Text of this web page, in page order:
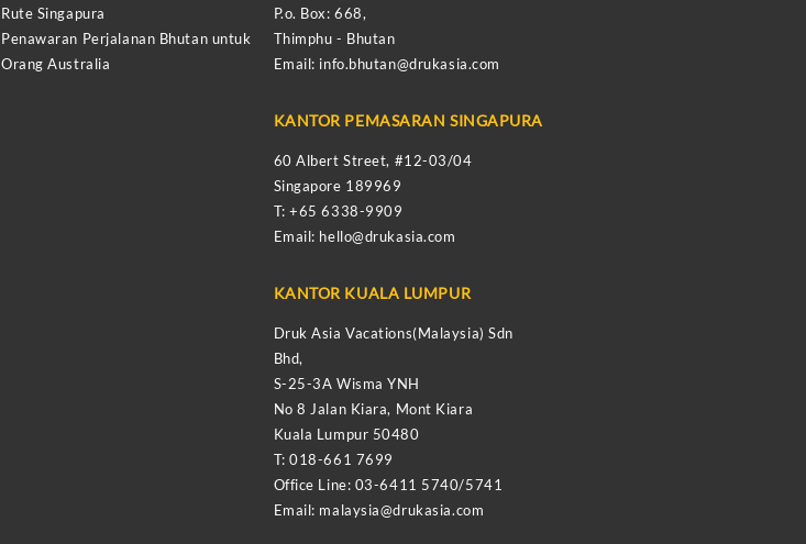
Rute Singapura
Penawaran Perjalanan Bhutan untuk
Orang Australia
P.o. Box: 668,
Thimphu - Bhutan
Email: info.bhutan@drukasia.com
KANTOR PEMASARAN SINGAPURA
60 Albert Street, #12-03/04
Singapore 189969
T: +65 6338-9909
Email: hello@drukasia.com
KANTOR KUALA LUMPUR
Druk Asia Vacations(Malaysia) Sdn
Bhd,
S-25-3A Wisma YNH
No 8 Jalan Kiara, Mont Kiara
Kuala Lumpur 50480
T: 018-661 7699
Office Line: 03-6411 5740/5741
Email: malaysia@drukasia.com